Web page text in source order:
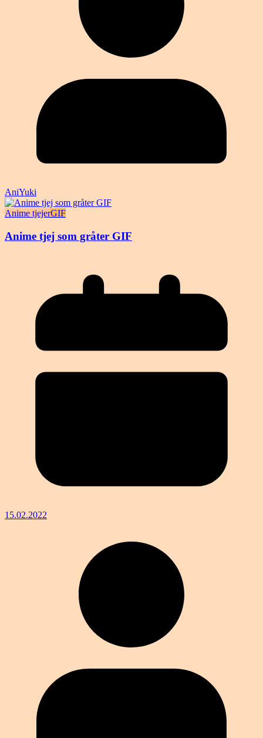
AniYuki
Anime tjejerGIF
Anime tjej som gråter GIF
15.02.2022